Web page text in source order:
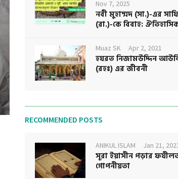
Nov 7, 2025
নবী মুহাম্মদ (সা.)-এর
(রা.)-কে বিবাহ:
Muaz SK Apr 2, 2021
হযরত নিজামউদ্দিন
(রহঃ) এর জীবনী
RECOMMENDED POSTS
ANIKUL ISLAM Jan 21,
সূরা ইয়াসীন পড়ার
গোপনীয়তা